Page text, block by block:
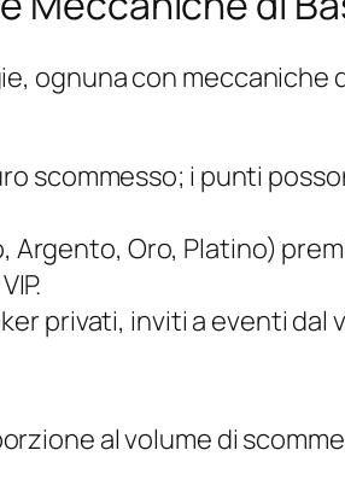
ognuna con
scommesso; i punti
Argento, Oro, Platino)
privati, inviti a eventi dal
al volume di